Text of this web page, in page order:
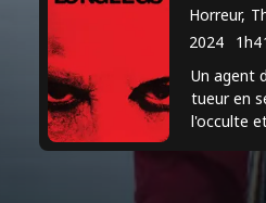
l'industrie du
carrière continue de
et à mesure qu'elle
variés et stimulants,
son statut d'étoile
d'Hollywood.
Horreur,
2024
Un agent
tueur en
l'occulte